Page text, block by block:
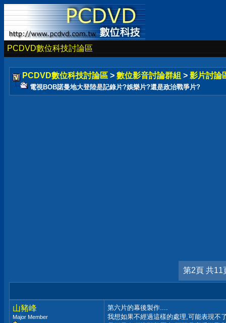
PCDVD數位科技討論區
PCDVD數位科技討論區 > 數位影音討論群組 > 影片討論
電視BOB諾曼地大登陸是記錄片?娛樂片?還是政治戰爭片?
第2頁 共11
山豬峰
Major Member
第六片的幕後製作....
我想如果不經過這樣的處理,可能表現不